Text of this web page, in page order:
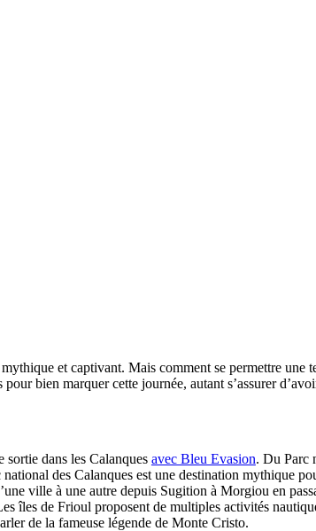
et captivant. Mais comment se permettre une
bien marquer cette journée, autant s’assurer
dans les Calanques avec Bleu Evasion. Du Parc
des Calanques est une destination mythique
ville à une autre depuis Sugition à Morgiou en
îles de Frioul proposent de multiples activités
de la fameuse légende de Monte Cristo.